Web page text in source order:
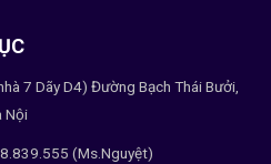
7 Dãy D4) Đường Bạch Thái Bưởi,
Nội
(Ms.Nguyệt)